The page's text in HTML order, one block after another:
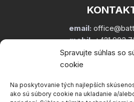
Spravujte súhlas so
cookie
Na poskytovanie tých najlepších
ako sú súbory cookie na ukladanie a/
email:
mobil: +421 903
UŽITOČNÉ